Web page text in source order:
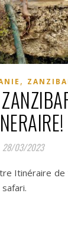
,
28/03/2023